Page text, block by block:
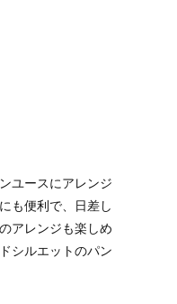
ユースにアレンジ
も便利で、日差し
アレンジも楽しめ
シルエットのパン